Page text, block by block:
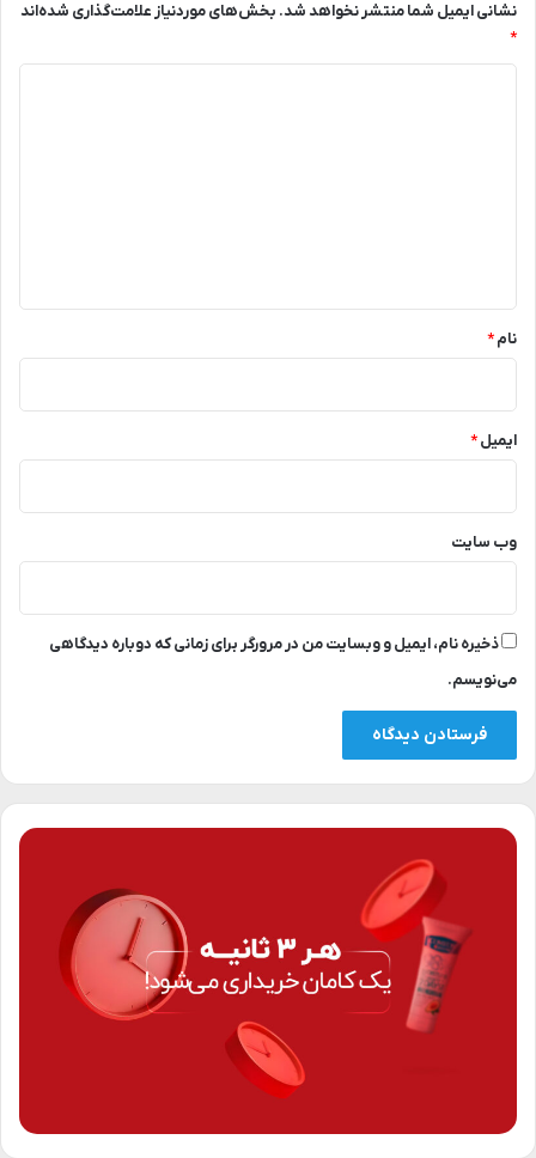
نشانی ایمیل شما منتشر نخواهد شد. بخش‌های موردنیاز علامت‌گذاری شده‌اند
*
نام*
ایمیل*
وب‌ سایت
ذخیره نام، ایمیل و وبسایت من در مرورگر برای زمانی که دوباره دیدگاهی
می‌نویسم.